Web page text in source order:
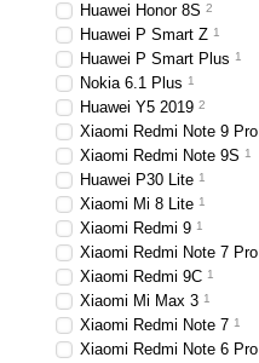
Huawei Honor 8S 2
Huawei P Smart Z 1
Huawei P Smart Plus 1
Nokia 6.1 Plus 1
Huawei Y5 2019 2
Xiaomi Redmi Note 9 Pro
Xiaomi Redmi Note 9S 1
Huawei P30 Lite 1
Xiaomi Mi 8 Lite 1
Xiaomi Redmi 9 1
Xiaomi Redmi Note 7 Pro
Xiaomi Redmi 9C 1
Xiaomi Mi Max 3 1
Xiaomi Redmi Note 7 1
Xiaomi Redmi Note 6 Pro